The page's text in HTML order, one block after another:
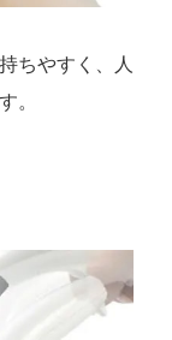
ちやすく、人
。